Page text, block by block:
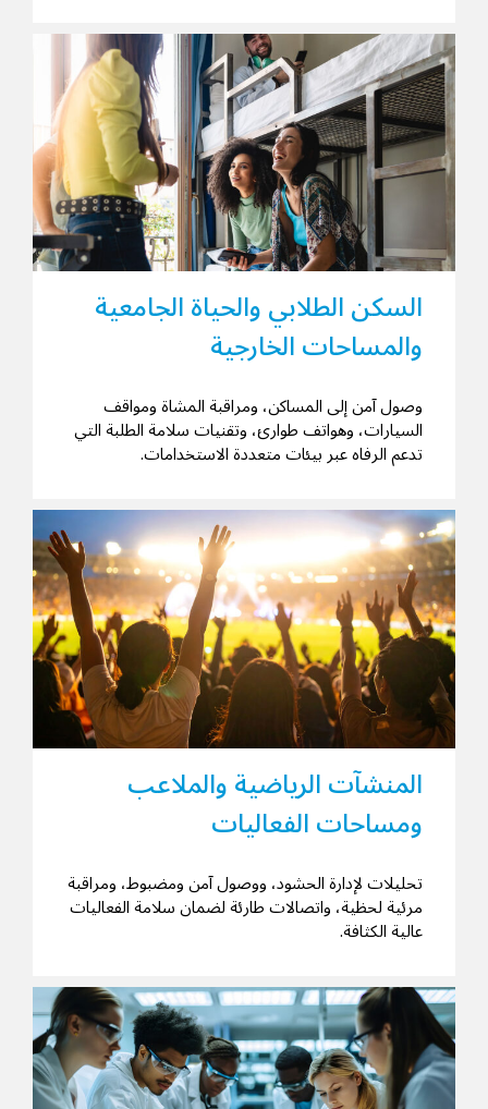
السكن الطلابي والحياة الجامعية
والمساحات الخارجية
وصول آمن إلى المساكن، ومراقبة المشاة ومواقف
السيارات، وهواتف طوارئ، وتقنيات سلامة الطلبة التي
تدعم الرفاه عبر بيئات متعددة الاستخدامات.
المنشآت الرياضية والملاعب
ومساحات الفعاليات
تحليلات لإدارة الحشود، ووصول آمن ومضبوط، ومراقبة
مرئية لحظية، واتصالات طارئة لضمان سلامة الفعاليات
عالية الكثافة.